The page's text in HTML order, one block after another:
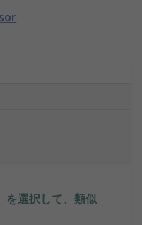
を選択して、類似